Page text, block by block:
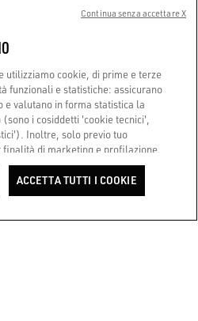
utilizziamo cookie, di prime e terze
funzionali e statistiche: assicurano
valutano in forma statistica la
i cosiddetti 'cookie tecnici',
Inoltre, solo previo tuo
finalità di marketing e profilazione.
la tua esperienza Golden,
in linea con i tuoi interessi e
i cookie', ci presti il tuo consenso
configurare le tue
alla sezione 'Impostazioni
ACCETTA TUTTI I COOKIE
Continua senza accettare X